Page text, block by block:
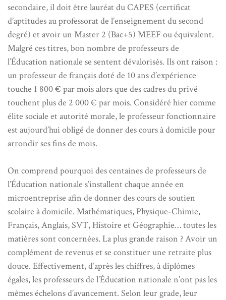
secondaire, il doit être lauréat du CAPES (certificat
d’aptitudes au professorat de l’enseignement du second
degré) et avoir un Master 2 (Bac+5) MEEF ou équivalent.
Malgré ces titres, bon nombre de professeurs de
l’Éducation nationale se sentent dévalorisés. Ils ont raison :
un professeur de français doté de 10 ans d’expérience
touche 1 800 € par mois alors que des cadres du privé
touchent plus de 2 000 € par mois. Considéré hier comme
élite sociale et autorité morale, le professeur fonctionnaire
est aujourd’hui obligé de donner des cours à domicile pour
arrondir ses fins de mois.
On comprend pourquoi des centaines de professeurs de
l’Éducation nationale s’installent chaque année en
microentreprise afin de donner des cours de soutien
scolaire à domicile. Mathématiques, Physique-Chimie,
Français, Anglais, SVT, Histoire et Géographie… toutes les
matières sont concernées. La plus grande raison ? Avoir un
complément de revenus et se constituer une retraite plus
douce. Effectivement, d’après les chiffres, à diplômes
égales, les professeurs de l’Éducation nationale n’ont pas les
mêmes échelons d’avancement. Selon leur grade, leur